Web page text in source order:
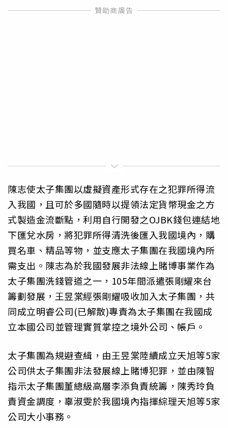
陳志使太子集團以虛擬資產形式存在之犯罪所得流
入我國，且可於多國隨時以提領法定貨幣現金之方
式製造金流斷點，利用自行開發之OJBK錢包連結地
下匯兌水房，將犯罪所得清洗後匯入我國境內，購
買名車、精品等物，並支應太子集團在我國境內所
需支出。陳志為於我國發展非法線上賭博事業作為
太子集團洗錢管道之一，105年間派遣張剛耀來台
籌劃發展，王昱棠經張剛耀吸收加入太子集團，共
同成立明睿公司(已解散)專責為太子集團在我國成
立本國公司並管理實質掌控之境外公司、帳戶。
太子集團為規避查緝，由王昱棠陸續成立天旭等5家
公司供太子集團非法發展線上賭博犯罪，並由陳智
指示太子集團董總級高層李添負責統籌，陳秀玲負
責資金調度，辜淑雯於我國境內指揮綜理天旭等5家
公司大小事務。